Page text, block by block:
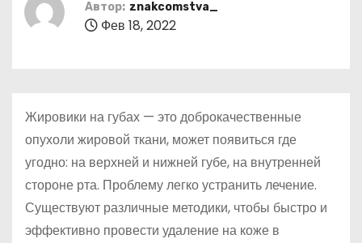
Автор: znakcomstva_
Фев 18, 2022
Жировики на губах — это доброкачественные
опухоли жировой ткани, может появиться где
угодно: на верхней и нижней губе, на внутренней
стороне рта. Проблему легко устранить лечение.
Существуют различные методики, чтобы быстро и
эффективно провести удаление на коже в